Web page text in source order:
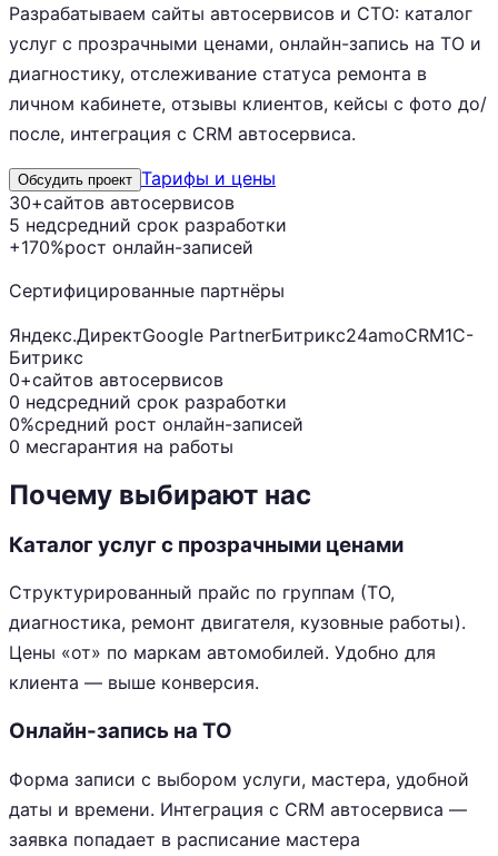
Разрабатываем сайты автосервисов и СТО: каталог
услуг с прозрачными ценами, онлайн-запись на ТО и
диагностику, отслеживание статуса ремонта в
личном кабинете, отзывы клиентов, кейсы с фото до/
после, интеграция с CRM автосервиса.
Обсудить проект Тарифы и цены
30+сайтов автосервисов
5 недсредний срок разработки
+170%рост онлайн-записей
Сертифицированные партнёры
Яндекс.ДиректGoogle PartnerБитрикс24amoCRM1С-
Битрикс
0+сайтов автосервисов
0 недсредний срок разработки
0%средний рост онлайн-записей
0 месгарантия на работы
Почему выбирают нас
Каталог услуг с прозрачными ценами
Структурированный прайс по группам (ТО,
диагностика, ремонт двигателя, кузовные работы).
Цены «от» по маркам автомобилей. Удобно для
клиента — выше конверсия.
Онлайн-запись на ТО
Форма записи с выбором услуги, мастера, удобной
даты и времени. Интеграция с CRM автосервиса —
заявка попадает в расписание мастера